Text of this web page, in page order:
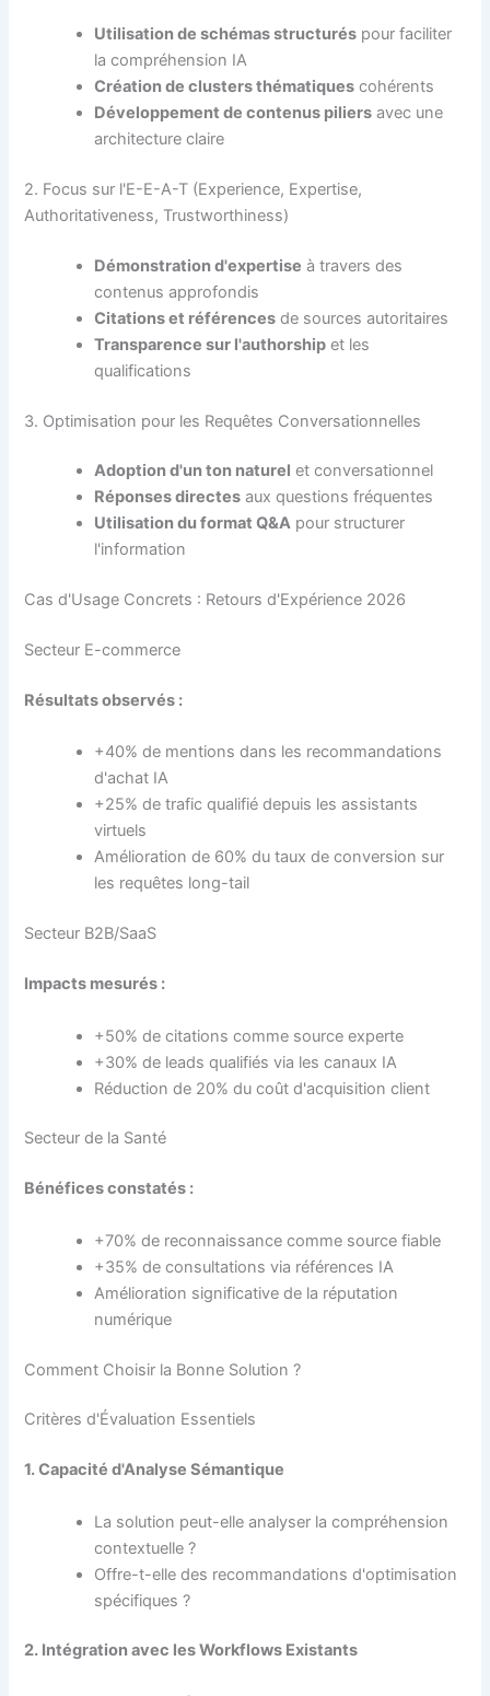
Utilisation de schémas structurés pour faciliter
la compréhension IA
Création de clusters thématiques cohérents
Développement de contenus piliers avec une
architecture claire
2. Focus sur l'E-E-A-T (Experience, Expertise,
Authoritativeness, Trustworthiness)
Démonstration d'expertise à travers des
contenus approfondis
Citations et références de sources autoritaires
Transparence sur l'authorship et les
qualifications
3. Optimisation pour les Requêtes Conversationnelles
Adoption d'un ton naturel et conversationnel
Réponses directes aux questions fréquentes
Utilisation du format Q&A pour structurer
l'information
Cas d'Usage Concrets : Retours d'Expérience 2026
Secteur E-commerce
Résultats observés :
+40% de mentions dans les recommandations
d'achat IA
+25% de trafic qualifié depuis les assistants
virtuels
Amélioration de 60% du taux de conversion sur
les requêtes long-tail
Secteur B2B/SaaS
Impacts mesurés :
+50% de citations comme source experte
+30% de leads qualifiés via les canaux IA
Réduction de 20% du coût d'acquisition client
Secteur de la Santé
Bénéfices constatés :
+70% de reconnaissance comme source fiable
+35% de consultations via références IA
Amélioration significative de la réputation
numérique
Comment Choisir la Bonne Solution ?
Critères d'Évaluation Essentiels
1. Capacité d'Analyse Sémantique
La solution peut-elle analyser la compréhension
contextuelle ?
Offre-t-elle des recommandations d'optimisation
spécifiques ?
2. Intégration avec les Workflows Existants